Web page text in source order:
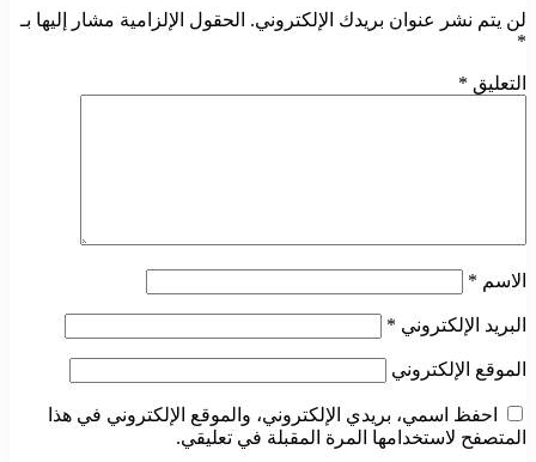
لن يتم نشر عنوان بريدك الإلكتروني. الحقول الإلزامية مشار إليها بـ
*
التعليق *
الاسم *
البريد الإلكتروني *
الموقع الإلكتروني
احفظ اسمي، بريدي الإلكتروني، والموقع الإلكتروني في هذا
المتصفح لاستخدامها المرة المقبلة في تعليقي.